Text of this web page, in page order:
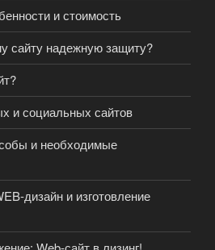
и стоимость
сайту надежную защиту?
и социальных сайтов
и необходимые
дизайн и изготовление